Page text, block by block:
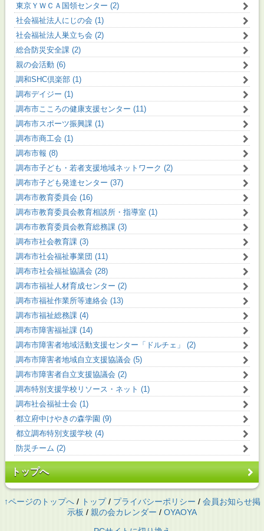
東京ＹＷＣＡ国領センター (2)
社会福祉法人にじの会 (1)
社会福祉法人巣立ち会 (2)
総合防災安全課 (2)
親の会活動 (6)
調和SHC倶楽部 (1)
調布デイジー (1)
調布市こころの健康支援センター (11)
調布市スポーツ振興課 (1)
調布市商工会 (1)
調布市報 (8)
調布市子ども・若者支援地域ネットワーク (2)
調布市子ども発達センター (37)
調布市教育委員会 (16)
調布市教育委員会教育相談所・指導室 (1)
調布市教育委員会教育総務課 (3)
調布市社会教育課 (3)
調布市社会福祉事業団 (11)
調布市社会福祉協議会 (28)
調布市福祉人材育成センター (2)
調布市福祉作業所等連絡会 (13)
調布市福祉総務課 (4)
調布市障害福祉課 (14)
調布市障害者地域活動支援センター「ドルチェ」 (2)
調布市障害者地域自立支援協議会 (5)
調布市障害者自立支援協議会 (2)
調布特別支援学校リソース・ネット (1)
調布社会福祉士会 (1)
都立府中けやきの森学園 (9)
都立調布特別支援学校 (4)
防災チーム (2)
トップへ
↑ページのトップへ/ トップ/ プライバシーポリシー / 会員お知らせ掲
示板 / 親の会カレンダー / OYAOYA